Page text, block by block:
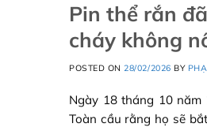
Pin thể rắn
cháy không
POSTED ON28/02/2026 BY
Ngày 18 tháng 10
Toàn cầu rằng họ sẽ